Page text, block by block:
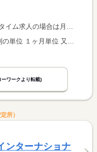
ート求人の場合は時間額を表示しています。
ーワークより転載)
所）
ンターナショナ